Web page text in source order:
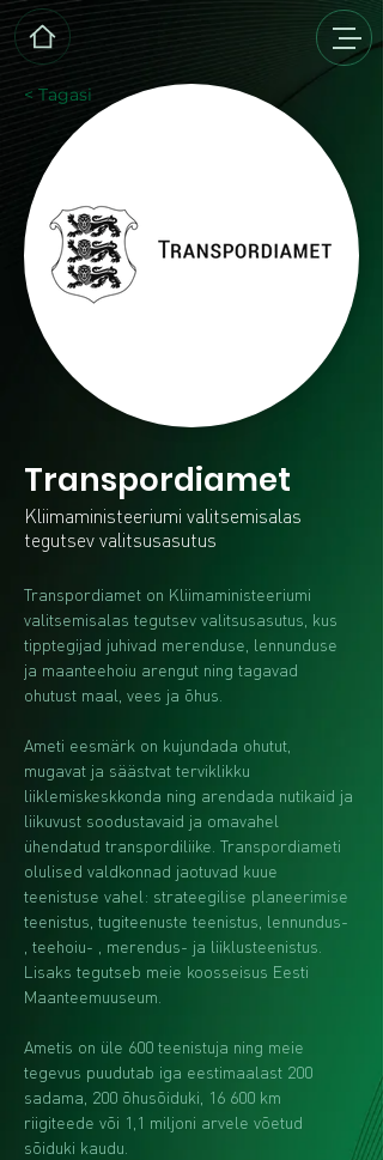
< Tagasi
Transpordiamet
Kliimaministeeriumi valitsemisalas
tegutsev valitsusasutus
Transpordiamet on Kliimaministeeriumi
valitsemisalas tegutsev valitsusasutus, kus
tipptegijad juhivad merenduse, lennunduse
ja maanteehoiu arengut ning tagavad
ohutust maal, vees ja õhus.
Ameti eesmärk on kujundada ohutut,
mugavat ja säästvat terviklikku
liiklemiskeskkonda ning arendada nutikaid ja
liikuvust soodustavaid ja omavahel
ühendatud transpordiliike. Transpordiameti
olulised valdkonnad jaotuvad kuue
teenistuse vahel: strateegilise planeerimise
teenistus, tugiteenuste teenistus, lennundus-
, teehoiu- , merendus- ja liiklusteenistus.
Lisaks tegutseb meie koosseisus Eesti
Maanteemuuseum.
Ametis on üle 600 teenistuja ning meie
tegevus puudutab iga eestimaalast 200
sadama, 200 õhusõiduki, 16 600 km
riigiteede või 1,1 miljoni arvele võetud
sõiduki kaudu.